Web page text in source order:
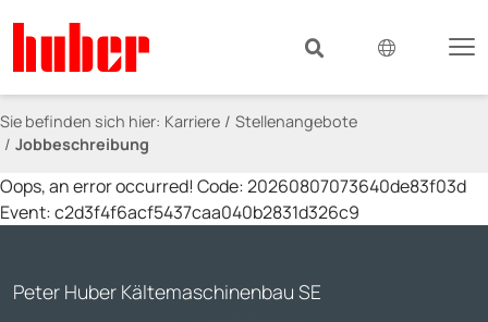
Sie befinden sich hier: Karriere
Stellenangebote
Jobbeschreibung
Oops, an error occurred! Code: 20260807073640de83f03d
Event: c2d3f4f6acf5437caa040b2831d326c9
Peter Huber Kältemaschinenbau SE